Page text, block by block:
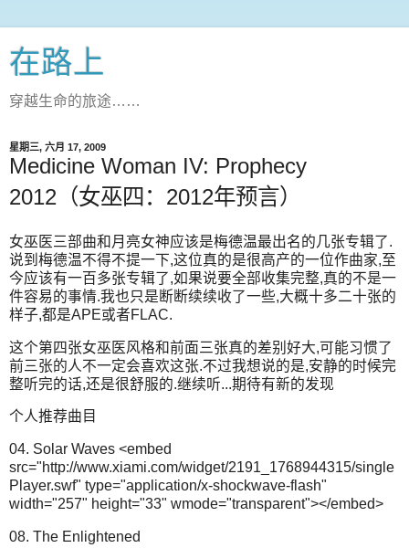
在路上
穿越生命的旅途……
星期三, 六月 17, 2009
Medicine Woman IV: Prophecy
2012（女巫四：2012年预言）
女巫医三部曲和月亮女神应该是梅德温最出名的几张专辑了.
说到梅德温不得不提一下,这位真的是很高产的一位作曲家,至
今应该有一百多张专辑了,如果说要全部收集完整,真的不是一
件容易的事情.我也只是断断续续收了一些,大概十多二十张的
样子,都是APE或者FLAC.
这个第四张女巫医风格和前面三张真的差别好大,可能习惯了
前三张的人不一定会喜欢这张.不过我想说的是,安静的时候完
整听完的话,还是很舒服的.继续听...期待有新的发现
个人推荐曲目
04. Solar Waves <embed
src="http://www.xiami.com/widget/2191_1768944315/single
Player.swf" type="application/x-shockwave-flash"
width="257" height="33" wmode="transparent"></embed>
08. The Enlightened